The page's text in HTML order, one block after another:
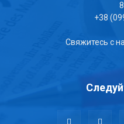
+38
Свяжитесь с